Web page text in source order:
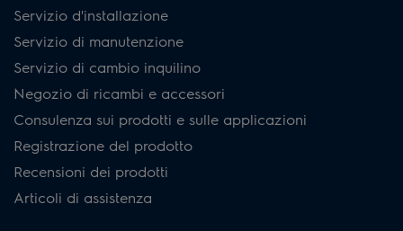
Servizio d'installazione
Servizio di manutenzione
Servizio di cambio inquilino
Negozio di ricambi e accessori
Consulenza sui prodotti e sulle applicazioni
Registrazione del prodotto
Recensioni dei prodotti
Articoli di assistenza